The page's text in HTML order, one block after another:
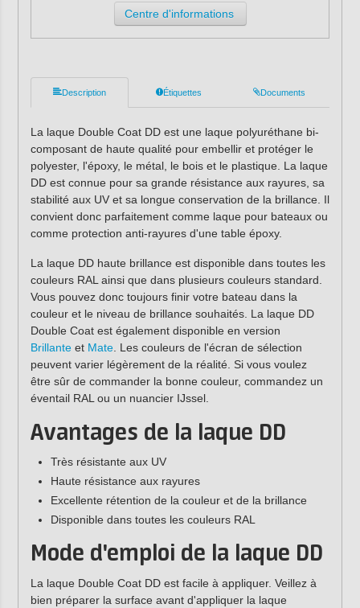
Centre d'informations
Description Étiquettes Documents
La laque Double Coat DD est une laque polyuréthane bi-
composant de haute qualité pour embellir et protéger le
polyester, l'époxy, le métal, le bois et le plastique. La laque
DD est connue pour sa grande résistance aux rayures, sa
stabilité aux UV et sa longue conservation de la brillance. Il
convient donc parfaitement comme laque pour bateaux ou
comme protection anti-rayures d'une table époxy.
La laque DD haute brillance est disponible dans toutes les
couleurs RAL ainsi que dans plusieurs couleurs standard.
Vous pouvez donc toujours finir votre bateau dans la
couleur et le niveau de brillance souhaités. La laque DD
Double Coat est également disponible en version
Brillanteet Mate. Les couleurs de l'écran de sélection
peuvent varier légèrement de la réalité. Si vous voulez
être sûr de commander la bonne couleur, commandez un
éventail RAL ou un nuancier IJssel.
Avantages de la laque DD
Très résistante aux UV
Haute résistance aux rayures
Excellente rétention de la couleur et de la brillance
Disponible dans toutes les couleurs RAL
Mode d'emploi de la laque DD
La laque Double Coat DD est facile à appliquer. Veillez à
bien préparer la surface avant d'appliquer la laque